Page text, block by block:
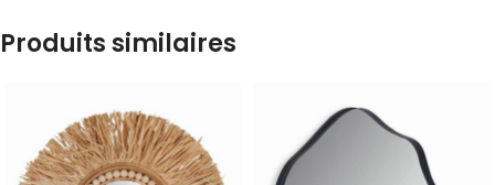
Produits similaires